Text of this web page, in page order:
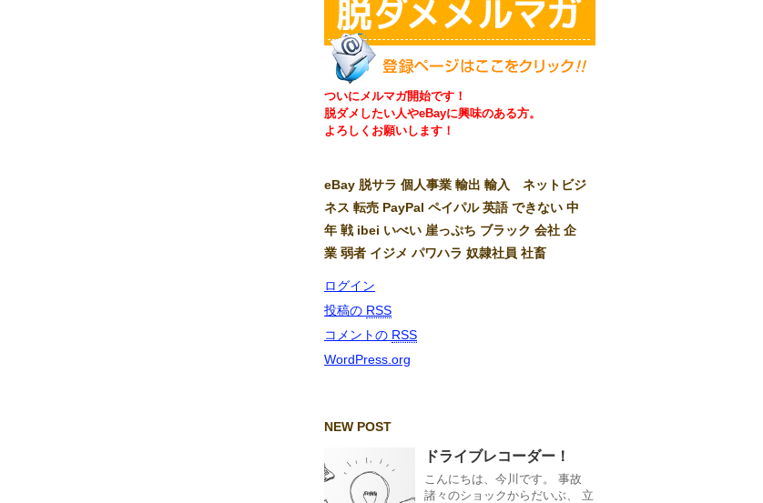
ついにメルマガ開始です！
脱ダメしたい人やeBayに興味のある方。
よろしくお願いします！
eBay 脱サラ 個人事業 輸出 輸入 ネットビジ
ネス 転売 PayPal ペイパル 英語 できない 中
年 戦 ibei いべい 崖っぷち ブラック 会社 企
業 弱者 イジメ パワハラ 奴隷社員 社畜
ログイン
投稿の RSS
コメントの RSS
WordPress.org
NEW POST
ドライブレコーダー！
こんにちは、今川です。 事故
諸々のショックからだいぶ、 立